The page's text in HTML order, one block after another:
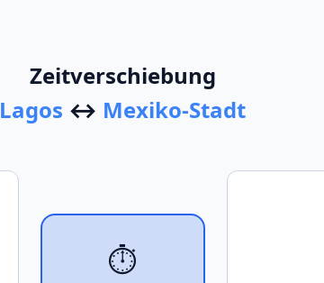
Zeitverschiebung
Lagos ↔ Mexiko-Stadt
⏱️